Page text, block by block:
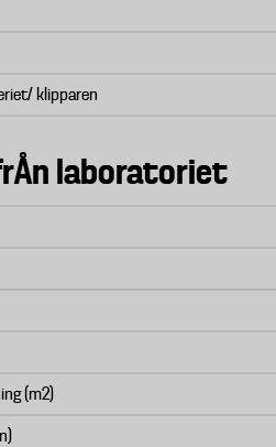
klipparen
laboratoriet
(m2)